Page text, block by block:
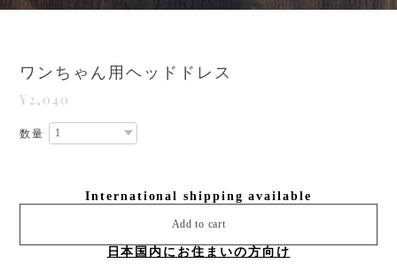
ワンちゃん用ヘッドドレス
¥2,040
数量
International shipping available
Add to cart
日本国内にお住まいの方向け